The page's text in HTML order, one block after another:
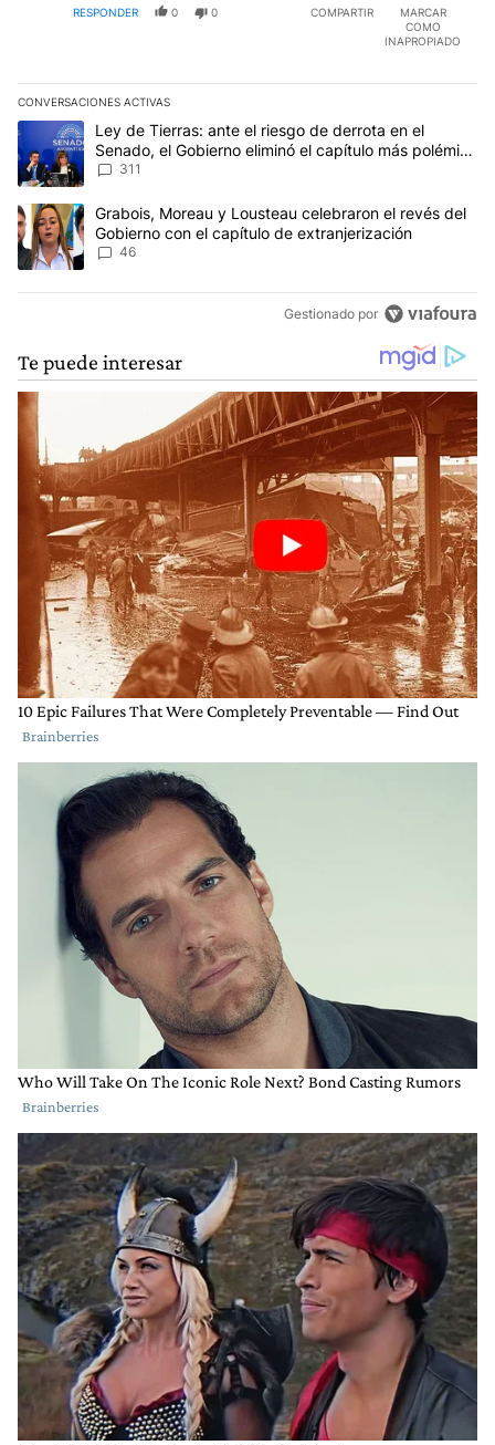
RESPONDER 0 0 COMPARTIR
MARCAR
COMO
INAPROPIADO
CONVERSACIONES ACTIVAS
Este listado muestra los artículos con más comentarios en los
Un artículo de tendencia con el título "Ley de Tierras: ante el
Ley de Tierras: ante el riesgo de derrota en el
Senado, el Gobierno eliminó el capítulo más polémico
del proyecto
311
Un artículo de tendencia con el título "Grabois, Moreau y
Grabois, Moreau y Lousteau celebraron el revés del
Gobierno con el capítulo de extranjerización
46
Gestionado por